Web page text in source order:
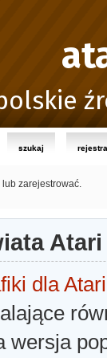
szukaj
zarejestrować.
Atari
dla Atari
wersja